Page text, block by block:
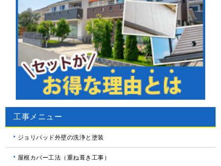
工事メニュー
ジョリパッド外壁の洗浄と塗装
屋根カバー工法（重ね葺き工事）